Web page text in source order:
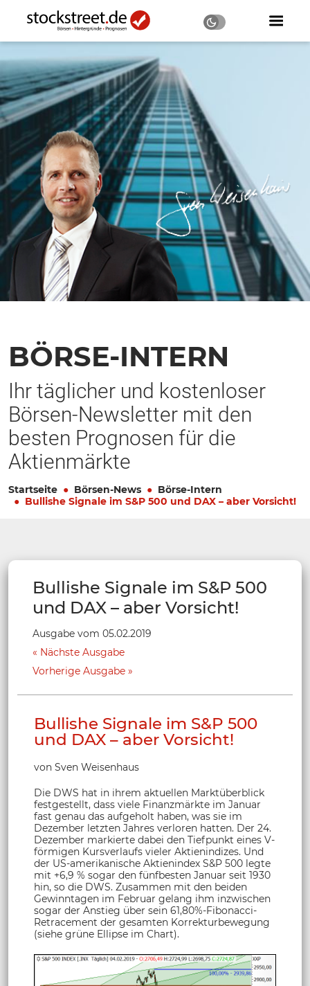
BÖRSE-INTERN
Ihr täglicher und kostenloser
Börsen-Newsletter mit den
besten Prognosen für die
Aktienmärkte
Startseite Börsen-News
Börse-Intern
Bullishe Signale im S&P 500 und DAX – aber Vorsicht!
Bullishe Signale im S&P 500
und DAX – aber Vorsicht!
Ausgabe vom 05.02.2019
Nächste Ausgabe
Vorherige Ausgabe
Bullishe Signale im S&P 500
und DAX – aber Vorsicht!
von Sven Weisenhaus
Die DWS hat in ihrem aktuellen Marktüberblick
festgestellt, dass viele Finanzmärkte im Januar
fast genau das aufgeholt haben, was sie im
Dezember letzten Jahres verloren hatten. Der 24.
Dezember markierte dabei den Tiefpunkt eines V-
förmigen Kursverlaufs vieler Aktienindizes. Und
der US-amerikanische Aktienindex S&P 500 legte
mit +6,9 % sogar den fünfbesten Januar seit 1930
hin, so die DWS. Zusammen mit den beiden
Gewinntagen im Februar gelang ihm inzwischen
sogar der Anstieg über sein 61,80%-Fibonacci-
Retracement der gesamten Korrekturbewegung
(siehe grüne Ellipse im Chart).